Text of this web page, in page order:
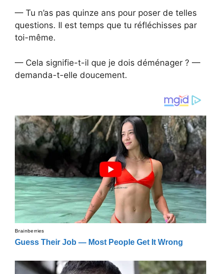
— Tu n’as pas quinze ans pour poser de telles
questions. Il est temps que tu réfléchisses par
toi-même.
— Cela signifie-t-il que je dois déménager ? —
demanda-t-elle doucement.